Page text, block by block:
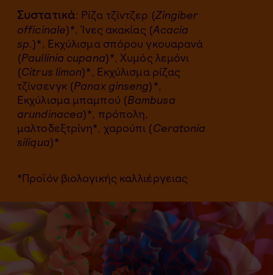
Συστατικά: Ρίζα τζίντζερ (Zingiber
officinale)*, Ίνες ακακίας (Acacia
sp.)*, Εκχύλισμα σπόρου γκουαρανά
(Paullinia cupana)*, Χυμός λεμόνι
(Citrus limon)*, Εκχύλισμα ρίζας
τζίνσενγκ (Panax ginseng)*,
Εκχύλισμα μπαμπού (Bambusa
arundinacea)*, πρόπολη,
μαλτοδεξτρίνη*, χαρούπι (Ceratonia
siliqua)*
*Προϊόν βιολογικής καλλιέργειας